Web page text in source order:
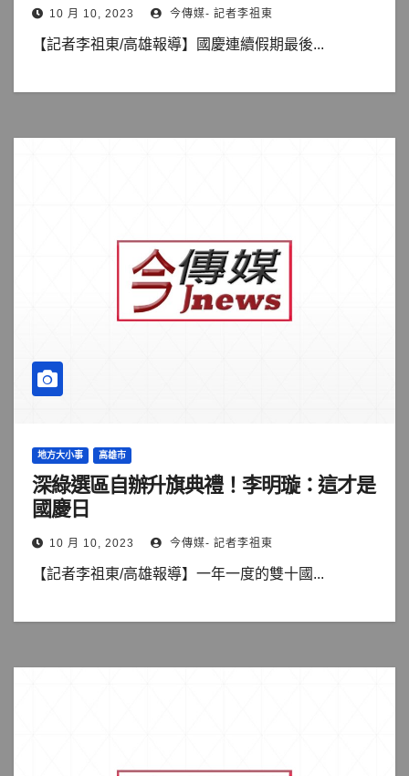
10 月 10, 2023 今傳媒- 記者李祖東
【記者李祖東/高雄報導】國慶連續假期最後...
地方大小事 高雄市
深綠選區自辦升旗典禮！李明璇：這才是
國慶日
10 月 10, 2023 今傳媒- 記者李祖東
【記者李祖東/高雄報導】一年一度的雙十國...